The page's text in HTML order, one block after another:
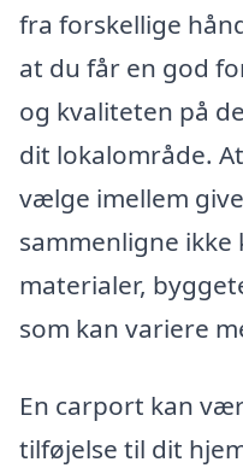
fra forskellige
at du får en god
og kvaliteten på
dit lokalområde.
vælge imellem
sammenligne ikke
materialer,
som kan variere
En carport kan
tilføjelse til dit